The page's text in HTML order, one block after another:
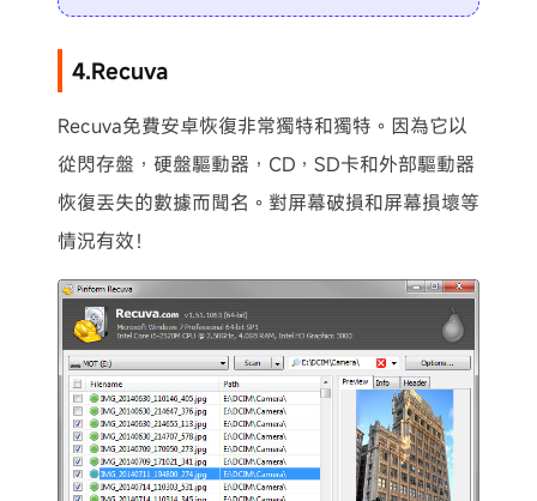
4.Recuva
Recuva免費安卓恢復非常獨特和獨特。因為它以
從閃存盤，硬盤驅動器，CD，SD卡和外部驅動器
恢復丟失的數據而聞名。對屏幕破損和屏幕損壞等
情況有效！